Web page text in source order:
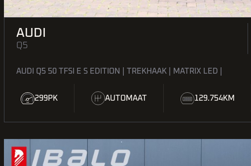
AUDI
Q5
AUDI Q5 50 TFSI E S EDITION | TREKHAAK | MATRIX LED |
299PK AUTOMAAT 129.754KM